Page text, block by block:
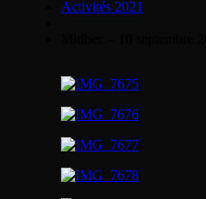
Activités 2021